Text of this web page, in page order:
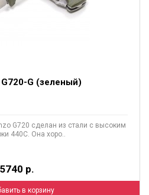
G (зеленый)
G720 сделан из стали с высоким
440C. Она хоро..
5740 р.
в корзину